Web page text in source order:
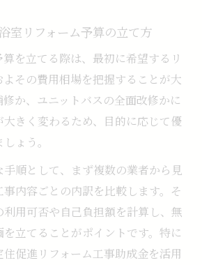
室リフォーム予算の立て方
を立てる際は、最初に希望するリ
よその費用相場を把握することが大
か、ユニットバスの全面改修かに
大きく変わるため、目的に応じて優
ょう。
順として、まず複数の業者から見
内容ごとの内訳を比較します。そ
用可否や自己負担額を計算し、無
立てることがポイントです。特に
促進リフォーム工事助成金を活用